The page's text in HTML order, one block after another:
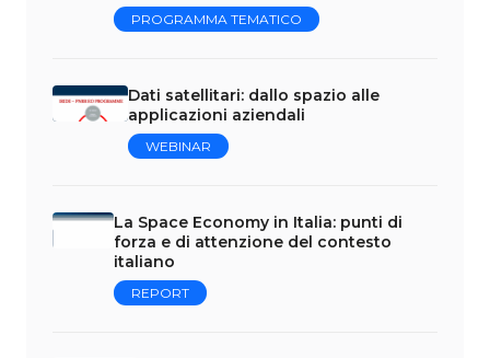
PROGRAMMA TEMATICO
Dati satellitari: dallo spazio alle
applicazioni aziendali
WEBINAR
La Space Economy in Italia: punti di
forza e di attenzione del contesto
italiano
REPORT